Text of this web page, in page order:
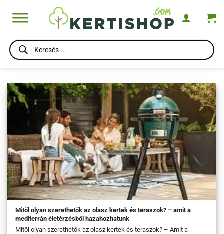
Products
search
Mitől olyan szerethetők az olasz kertek és teraszok? – amit a
mediterrán életérzésből hazahozhatunk
Mitől olyan szerethetők az olasz kertek és teraszok? – Amit a